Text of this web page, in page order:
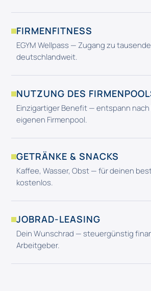
FIRMENFITNESS
EGYM Wellpass — Zugang zu
deutschlandweit.
NUTZUNG DES
Einzigartiger Benefit — entspann nach
eigenen Firmenpool.
GETRÄNKE & SNACKS
Kaffee, Wasser, Obst — für deinen
kostenlos.
JOBRAD-LEASING
Dein Wunschrad — steuergünstig
Arbeitgeber.